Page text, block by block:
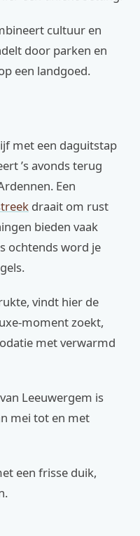
cultuur en
door parken en
een landgoed.
met een daguitstap
’s avonds terug
Een
draait om rust
bieden vaak
ochtends word je
vindt hier de
zoekt,
met verwarmd
Leeuwergem is
mei tot en met
een frisse duik,